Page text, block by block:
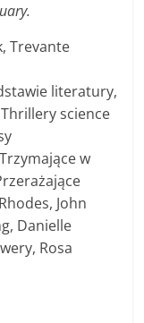
Trevante
literatury,
science
w
John
Danielle
Rosa